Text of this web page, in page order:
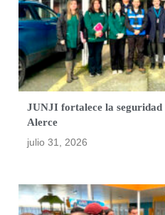
JUNJI fortalece la seguridad
Alerce
julio 31, 2026